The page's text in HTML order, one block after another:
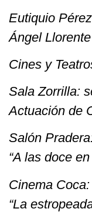
Eutiquio
Ángel
Cines y
Sala Zorrilla:
Actuación de
Salón
“A las doce
Cinema Coca:
“La